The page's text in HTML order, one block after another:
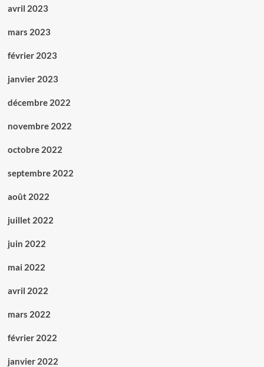
avril 2023
mars 2023
février 2023
janvier 2023
décembre 2022
novembre 2022
octobre 2022
septembre 2022
août 2022
juillet 2022
juin 2022
mai 2022
avril 2022
mars 2022
février 2022
janvier 2022